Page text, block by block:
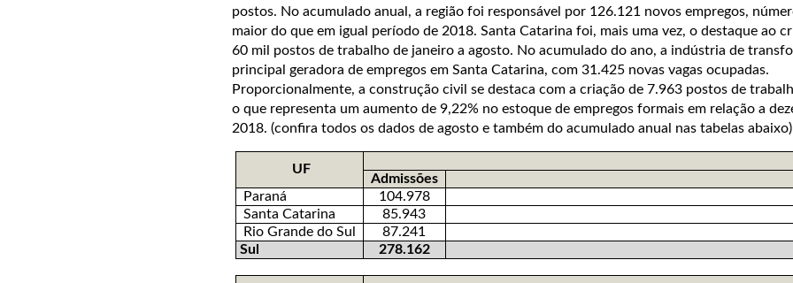
postos. No acumulado anual, a região foi responsável por 126.121 novos empregos,
maior do que em igual período de 2018. Santa Catarina foi, mais uma vez, o destaque ao
60 mil postos de trabalho de janeiro a agosto. No acumulado do ano, a indústria de
principal geradora de empregos em Santa Catarina, com 31.425 novas vagas ocupadas.
Proporcionalmente, a construção civil se destaca com a criação de 7.963 postos de
o que representa um aumento de 9,22% no estoque de empregos formais em relação a
2018. (confira todos os dados de agosto e também do acumulado anual nas tabelas
UF
Admissões
Paraná
104.978
Santa Catarina
85.943
Rio Grande do Sul
87.241
Sul
278.162